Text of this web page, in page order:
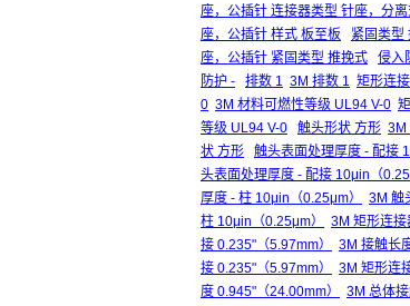
座，公插针 连接器类型 针座，分
座，公插针 样式 板至板
紧固类型
座，公插针 紧固类型 推挽式
侵入
防护 -
排数 1 3M 排数 1 矩形连
0 3M 材料可燃性等级 UL94 V-0
等级 UL94 V-0
触头形状 方形 3M
状 方形
触头表面处理厚度 - 配接
头表面处理厚度 - 配接 10μin（
厚度 - 柱 10μin（0.25μm）
3M 触
柱 10μin（0.25μm）
3M 矩形连接
接 0.235"（5.97mm）
3M 接触长
接 0.235"（5.97mm）
3M 矩形连
度 0.945"（24.00mm）
3M 总体